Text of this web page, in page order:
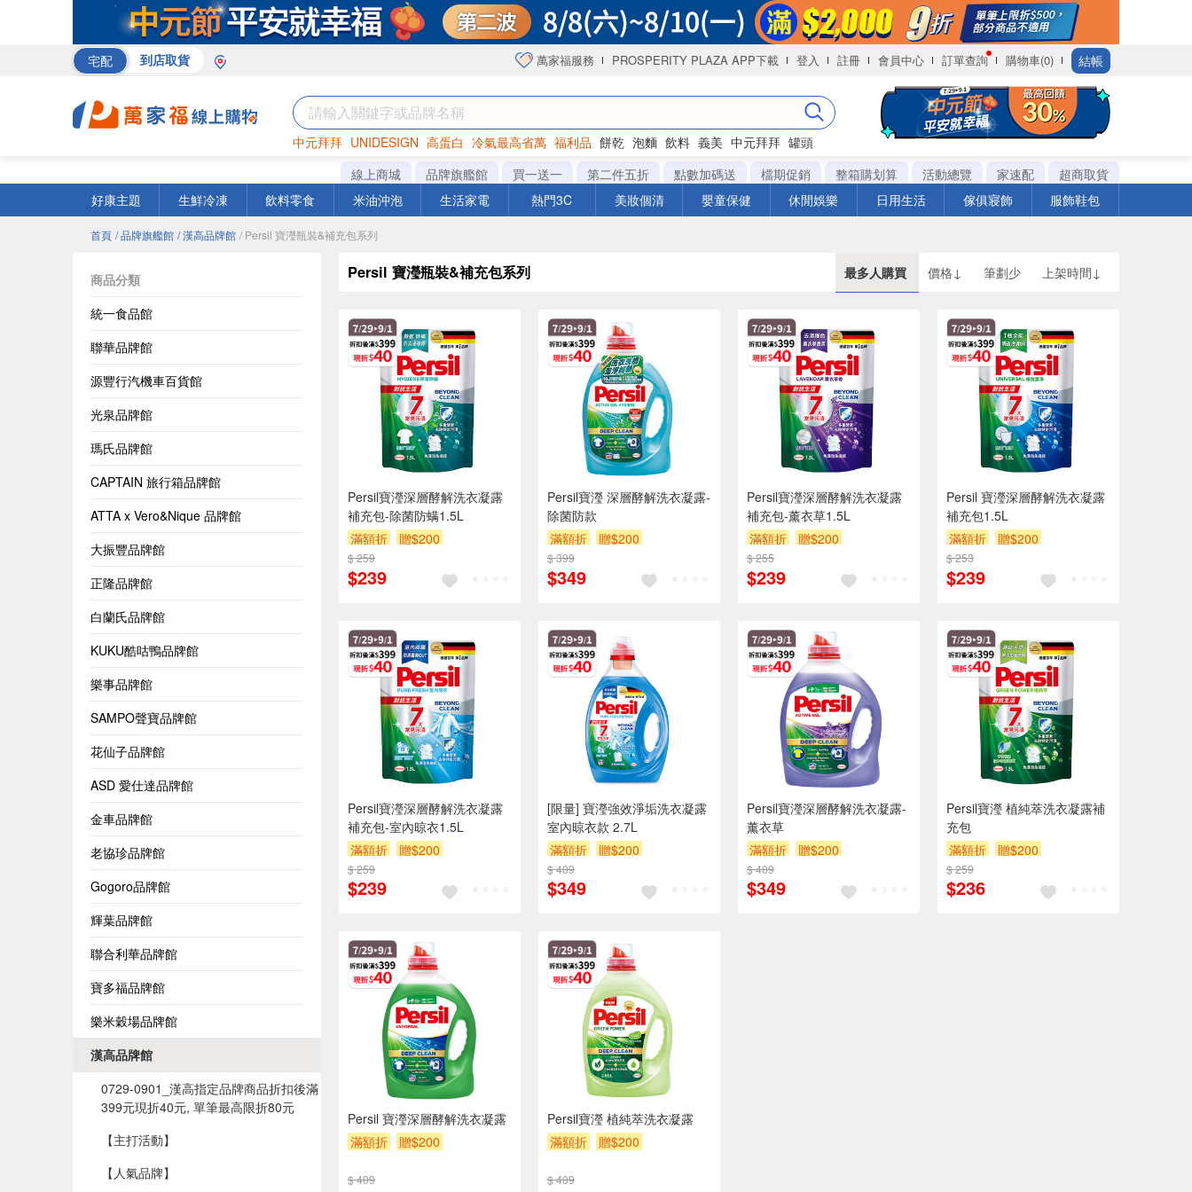
宅配 到店取貨 萬家福服務 PROSPERITY PLAZA APP下載 登入 註冊 會員中心 訂單查詢 購物車(0) 結帳
中元拜拜 UNIDESIGN 高蛋白 冷氣最高省萬 福利品 餅乾 泡麵 飲料 義美 中元拜拜 罐頭
巧克力 衛生紙 咖啡
線上商城 品牌旗艦館 買一送一 第二件五折 點數加碼送 檔期促銷 整箱購划算 活動總覽 家速配
超商取貨
好康主題
生鮮冷凍 飲料零食 米油沖泡 生活家電 熱門3C 美妝個清 嬰童保健 休閒娛樂 日用生活 傢俱寢飾 服飾鞋包
首頁 / 品牌旗艦館 / 漢高品牌館 / Persil 寶瀅瓶裝&補充包系列
商品分類
統一食品館
聯華品牌館
源豐行汽機車百貨館
光泉品牌館
瑪氏品牌館
CAPTAIN 旅行箱品牌館
ATTA x Vero&Nique 品牌館
大振豐品牌館
正隆品牌館
白蘭氏品牌館
KUKU酷咕鴨品牌館
樂事品牌館
SAMPO聲寶品牌館
花仙子品牌館
ASD 愛仕達品牌館
金車品牌館
老協珍品牌館
Gogoro品牌館
輝葉品牌館
聯合利華品牌館
寶多福品牌館
樂米穀場品牌館
漢高品牌館
0729-0901_漢高指定品牌商品折扣後滿
399元現折40元, 單筆最高限折80元
【主打活動】
【人氣品牌】
Persil 寶瀅瓶裝&補充包系列 最多人購買 價格↓ 筆劃少 上架時間↓
Persil寶瀅深層酵解洗衣凝露
補充包-除菌防螨1.5L
滿額折
贈$200
$ 259
$239
Persil寶瀅 深層酵解洗衣凝露-
除菌防款
滿額折
贈$200
$ 399
$349
Persil寶瀅深層酵解洗衣凝露
補充包-薰衣草1.5L
滿額折
贈$200
$ 255
$239
Persil 寶瀅深層酵解洗衣凝露
補充包1.5L
滿額折
贈$200
$ 253
$239
Persil寶瀅深層酵解洗衣凝露
補充包-室內晾衣1.5L
滿額折
贈$200
$ 259
$239
[限量] 寶瀅強效淨垢洗衣凝露
室內晾衣款 2.7L
滿額折
贈$200
$ 409
$349
Persil寶瀅深層酵解洗衣凝露-
薰衣草
滿額折
贈$200
$ 409
$349
Persil寶瀅 植純萃洗衣凝露補
充包
滿額折
贈$200
$ 259
$236
Persil 寶瀅深層酵解洗衣凝露
滿額折
贈$200
$ 409
Persil寶瀅 植純萃洗衣凝露
滿額折
贈$200
$ 409